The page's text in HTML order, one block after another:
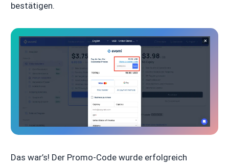
bestätigen.
Das war’s! Der Promo-Code wurde erfolgreich